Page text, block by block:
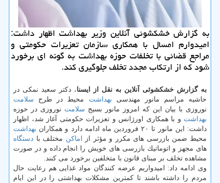
به گزارش خشكشوئی آنلاین وزیر بهداشت اظهار داشت:
امیدوارم امسال با همكاری سازمان تعزیرات حكومتی و
مراجع قضائی با تخلفات حوزه بهداشت به گونه ای برخورد
شود كه از ارتكاب مجدد تخلف جلوگیری كند.
به گزارش خشكشوئی آنلاین به نقل از ایسنا، دكتر سعید نمكی در
حاشیه مراسم مانور مهندسی بهداشت محیط در طرح سلامت
نوروزی با بیان این كه امروز مانور بسیج سلامت نوروزی در حوزه
بهداشت و با همكاری اورژانس و تعزیرات حكومتی آغاز شد، اظهار
داشت: این مانور تا ۲۰ فروردین ماه ادامه دارد و همكاران
بهداشت
محیط ضمن بازرسی های مكرر و مؤثر از اماكن مختلف با دستگاه
های مجهز و اتوماتیك بازرسی های خویش را انجام داده و در صورت
مشاهده تخلف بر مبنای قانون با متخلفین برخورد می كنند.
وی ادامه داد: امیدواریم عرضه كنندگان مواد غذایی هم رعایت حال
مردم را داشته باشند تا كمترین مشكلات بهداشتی را در این ایام